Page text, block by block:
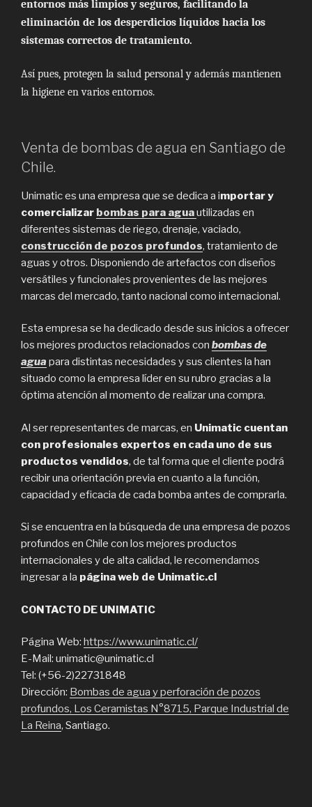
entornos más limpios y seguros, facilitando la
eliminación de los desperdicios líquidos hacia los
sistemas correctos de tratamiento.
Así pues, protegen la salud personal y además mantienen
la higiene en varios entornos.
Venta de bombas de agua en Santiago de
Chile.
Unimatic es una empresa que se dedica a importar y
comercializar bombas para aguautilizadas en
diferentes sistemas de riego, drenaje, vaciado,
construcción de pozos profundos, tratamiento de
aguas y otros. Disponiendo de artefactos con diseños
versátiles y funcionales provenientes de las mejores
marcas del mercado, tanto nacional como internacional.
Esta empresa se ha dedicado desde sus inicios a ofrecer
los mejores productos relacionados con bombas de
agua para distintas necesidades y sus clientes la han
situado como la empresa líder en su rubro gracias a la
óptima atención al momento de realizar una compra.
Al ser representantes de marcas, en Unimatic cuentan
con profesionales expertos en cada uno de sus
productos vendidos, de tal forma que el cliente podrá
recibir una orientación previa en cuanto a la función,
capacidad y eficacia de cada bomba antes de comprarla.
Si se encuentra en la búsqueda de una empresa de pozos
profundos en Chile con los mejores productos
internacionales y de alta calidad, le recomendamos
ingresar a la página web de Unimatic.cl
CONTACTO DE UNIMATIC
Página Web: https://www.unimatic.cl/
E-Mail: unimatic@unimatic.cl
Tel: (+56-2)22731848
Dirección: Bombas de agua y perforación de pozos
profundos, Los Ceramistas N°8715, Parque Industrial de
La Reina, Santiago.